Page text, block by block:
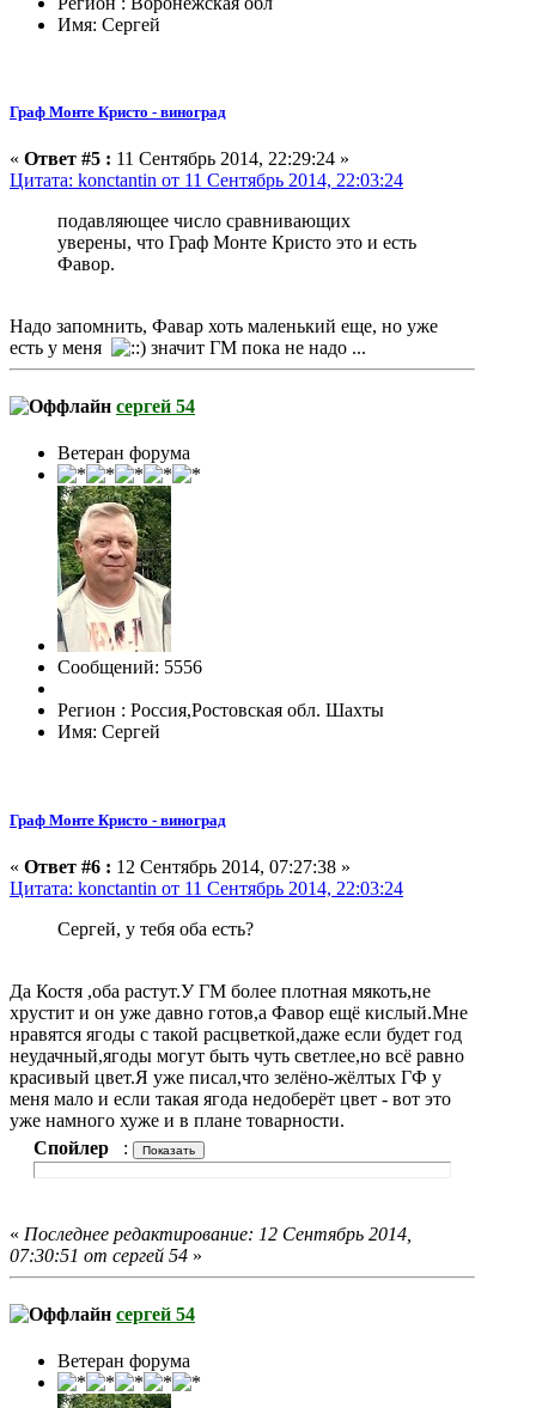
Имя: Сергей
Граф Монте Кристо - виноград
« Ответ #5 : 11 Сентябрь 2014, 22:29:24 »
Цитата: konctantin от 11 Сентябрь 2014, 22:03:24
подавляющее число сравнивающих
уверены, что Граф Монте Кристо это и есть
Фавор.
Надо запомнить, Фавар хоть маленький еще, но уже
есть у меня
значит ГМ пока не надо ...
сергей 54
Ветеран форума
Сообщений: 5556
Регион : Россия,Ростовская обл. Шахты
Имя: Сергей
Граф Монте Кристо - виноград
« Ответ #6 : 12 Сентябрь 2014, 07:27:38 »
Цитата: konctantin от 11 Сентябрь 2014, 22:03:24
Сергей, у тебя оба есть?
Да Костя ,оба растут.У ГМ более плотная мякоть,не
хрустит и он уже давно готов,а Фавор ещё кислый.Мне
нравятся ягоды с такой расцветкой,даже если будет год
неудачный,ягоды могут быть чуть светлее,но всё равно
красивый цвет.Я уже писал,что зелёно-жёлтых ГФ у
меня мало и если такая ягода недоберёт цвет - вот это
уже намного хуже и в плане товарности.
Спойлер
:
« Последнее редактирование: 12 Сентябрь 2014,
07:30:51 от сергей 54 »
сергей 54
Ветеран форума